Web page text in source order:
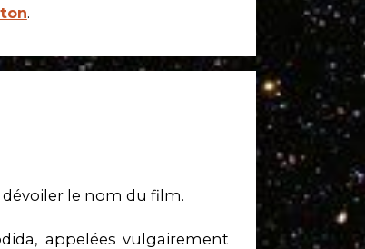
.
le nom du film.
appelées vulgairement